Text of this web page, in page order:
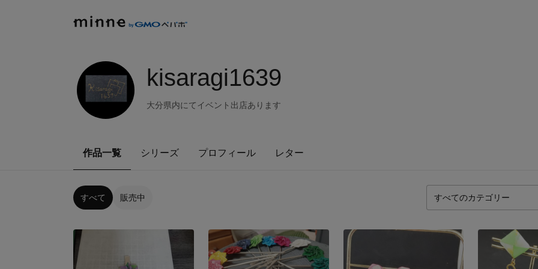
kisaragi1639
大分県内にてイベント出店あります
作品一覧 シリーズ プロフィール レター
すべて 販売中